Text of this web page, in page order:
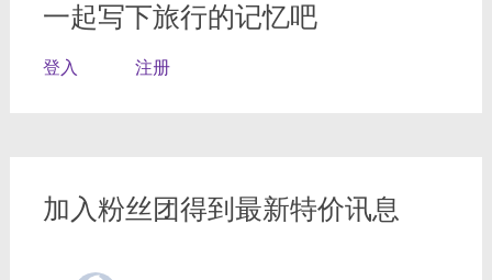
一起写下旅行的记忆吧
登入 注册
加入粉丝团得到最新特价讯息